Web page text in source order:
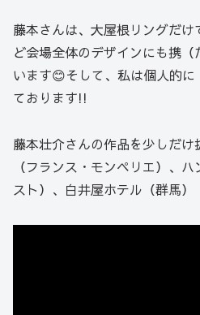
藤本さんは、大屋根リングだ
ど会場全体のデザインにも携
います😊そして、私は個人的
ております!!
藤本壮介さんの作品を少しだ
（フランス・モンペリエ）、
スト）、白井屋ホテル（群馬）